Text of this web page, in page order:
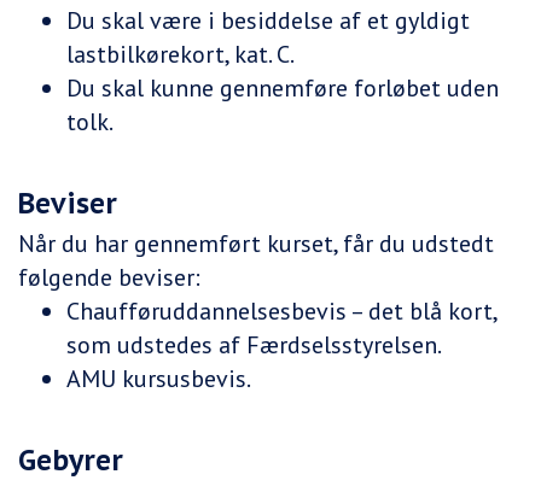
Du skal være i besiddelse af et gyldigt
lastbilkørekort, kat. C.
Du skal kunne gennemføre forløbet uden
tolk.
Beviser
Når du har gennemført kurset, får du udstedt
følgende beviser:
Chaufføruddannelsesbevis – det blå kort,
som udstedes af Færdselsstyrelsen.
AMU kursusbevis.
Gebyrer